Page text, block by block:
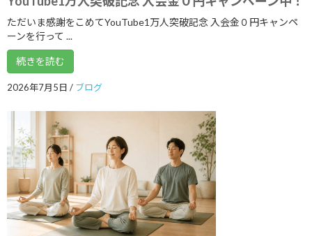
ブログ
ゴールデンウイークのリズム、整えませ
んか？
カテゴリー
ブログ
体験談
日記
アーカイブ
ただいま感謝をこめてYouTube1万人突破記念 入会金０円キャンペ
ーンを行って ...
続きを読む
2026年7月5日 / ブログ